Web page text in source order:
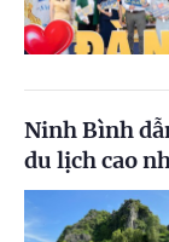
Ninh Bình
du lịch cao